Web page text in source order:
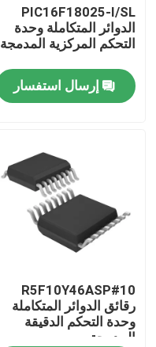
معلومات عنا
جولة في المعمل
اطلب اقتباس
رقائق الدوائر المتكاملة
ذاكرة فلاش IC رقاقة
PIC16F18025-I/SL
الدوائر المتكاملة وحدة
التحكم المركزية المدمجة
إرسال استفسار
R5F10Y46ASP#10
رقائق الدوائر المتكاملة
وحدة التحكم الدقيقة
المدمجة